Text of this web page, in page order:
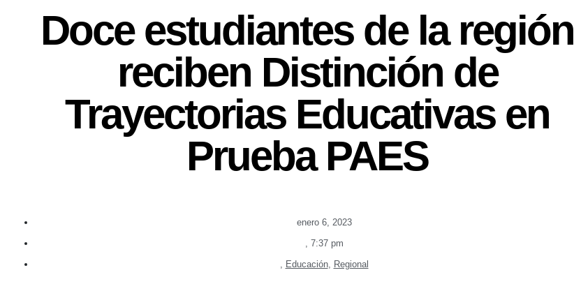
Doce estudiantes de la región
reciben Distinción de
Trayectorias Educativas en
Prueba PAES
enero 6, 2023
, 7:37 pm
, Educación, Regional